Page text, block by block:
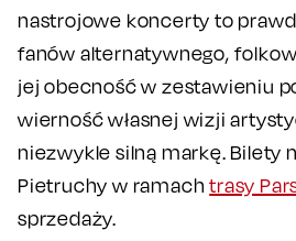
nastrojowe koncerty to
fanów alternatywnego,
jej obecność w zestawieniu
wierność własnej wizji
niezwykle silną markę. Bilety
Pietruchy w ramachtrasy
sprzedaży.